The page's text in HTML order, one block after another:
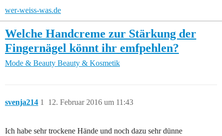
wer-weiss-was.de
Welche Handcreme zur Stärkung der
Fingernägel könnt ihr emfpehlen?
Mode & Beauty Beauty & Kosmetik
svenja214 12. Februar 2016 um 11:43
1
Ich habe sehr trockene Hände und noch dazu sehr dünne